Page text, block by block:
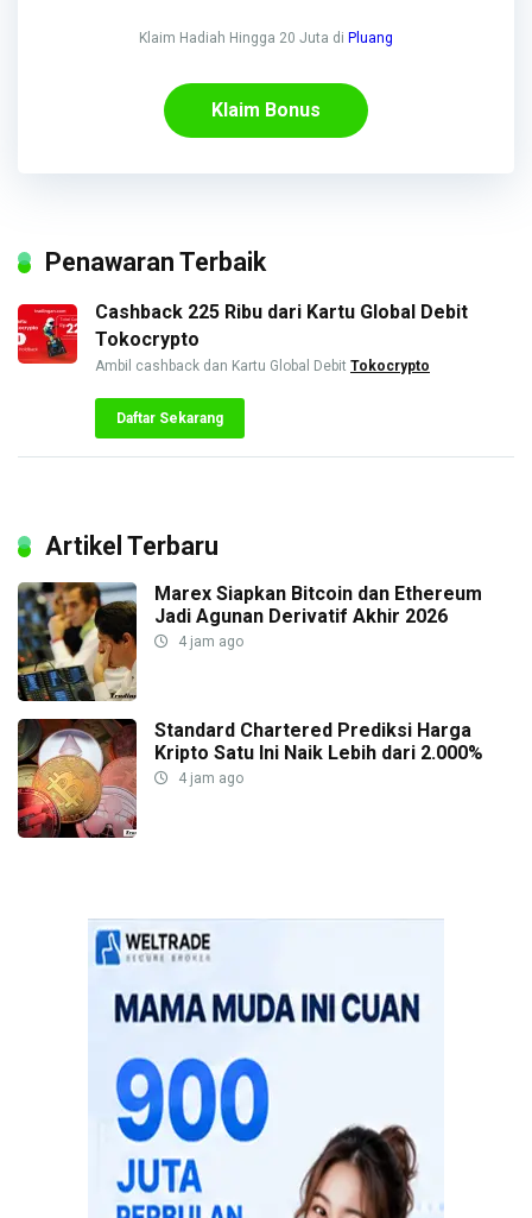
Klaim Hadiah Hingga 20 Juta di Pluang
Klaim Bonus
Penawaran Terbaik
Cashback 225 Ribu dari Kartu Global Debit
Tokocrypto
Ambil cashback dan Kartu Global Debit Tokocrypto
Daftar Sekarang
Artikel Terbaru
Marex Siapkan Bitcoin dan Ethereum
Jadi Agunan Derivatif Akhir 2026
4 jam ago
Standard Chartered Prediksi Harga
Kripto Satu Ini Naik Lebih dari 2.000%
4 jam ago